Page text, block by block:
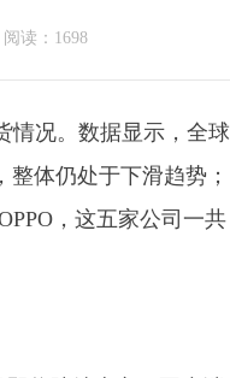
阅读：1698
情况。数据显示，全球
体仍处于下滑趋势；
，这五家公司一共